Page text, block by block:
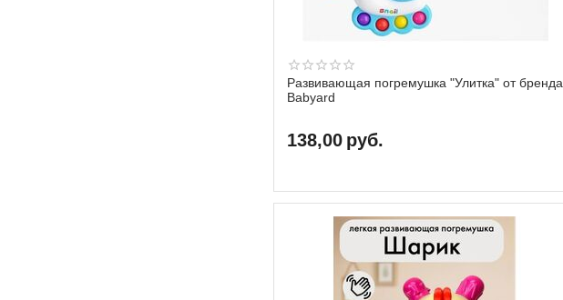
Развивающая погремушка "Улитка" от бренда
Babyard
138,00 руб.